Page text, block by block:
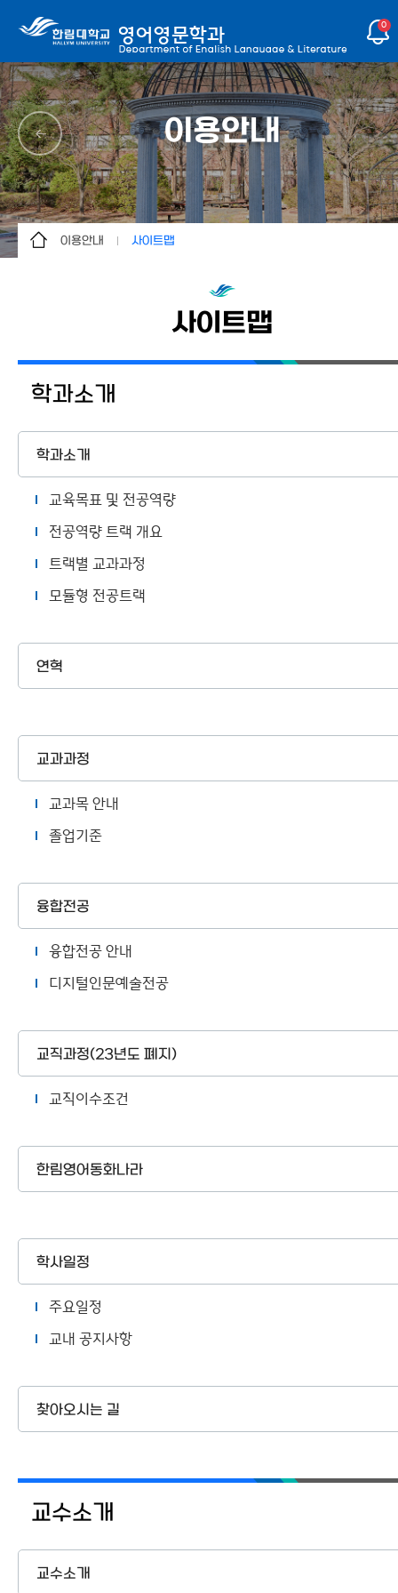
0
이용안내
이용안내
갤러리
커뮤니티
사이트맵
사이트맵
학과소개
학과소개
교육목표 및 전공역량
전공역량 트랙 개요
트랙별 교과과정
모듈형 전공트랙
연혁
교과과정
교과목 안내
졸업기준
융합전공
융합전공 안내
디지털인문예술전공
교직과정(23년도 폐지)
교직이수조건
한림영어동화나라
학사일정
주요일정
교내 공지사항
찾아오시는 길
교수소개
교수소개